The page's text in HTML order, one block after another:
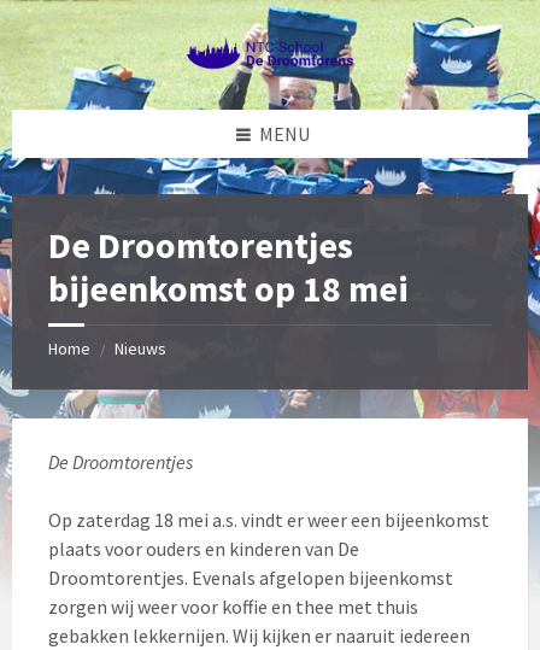
Skip
content
Skip
left
sidebar
Skip
right
sidebar
Skip
footer
MENU
De Droomtorentjes
bijeenkomst op 18 mei
Home / Nieuws
De Droomtorentjes
Op zaterdag 18 mei a.s. vindt er weer een bijeenkomst
plaats voor ouders en kinderen van De
Droomtorentjes. Evenals afgelopen bijeenkomst
zorgen wij weer voor koffie en thee met thuis
gebakken lekkernijen. Wij kijken er naaruit iedereen